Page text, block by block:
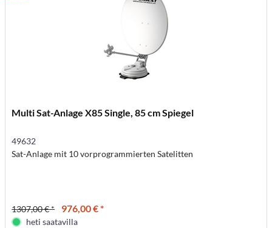
Multi Sat-Anlage X85 Single, 85 cm Spiegel
49632
Sat-Anlage mit 10 vorprogrammierten Satelitten
1307,00 € * 976,00 € *
heti saatavilla